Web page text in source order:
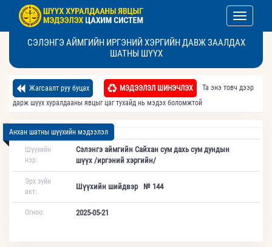
Toggle
СЭЛЭНГЭ АЙМГИЙН ИРГЭНИЙ ХЭРГИЙН ДАВЖ ЗААЛДАХ
ШАТНЫ ШҮҮХ
Жагсаалт руу буцах МЭДЭЭЛЭЛ ШИНЭЧЛЭХ
Та энэ товч дээр
дарж шүүх хуралдааны явцыг цаг тухайд нь мэдэх боломжтой
Анхан шатны шүүхийн мэдээлэл
Шүүхийн
нэр:
Сэлэнгэ аймгийн Сайхан сум дахь сум дундын
шүүх /иргэний хэргийн/
Эрх зүйн
акт:
Шүүхийн шийдвэр № 144
Огноо: 2025-05-21